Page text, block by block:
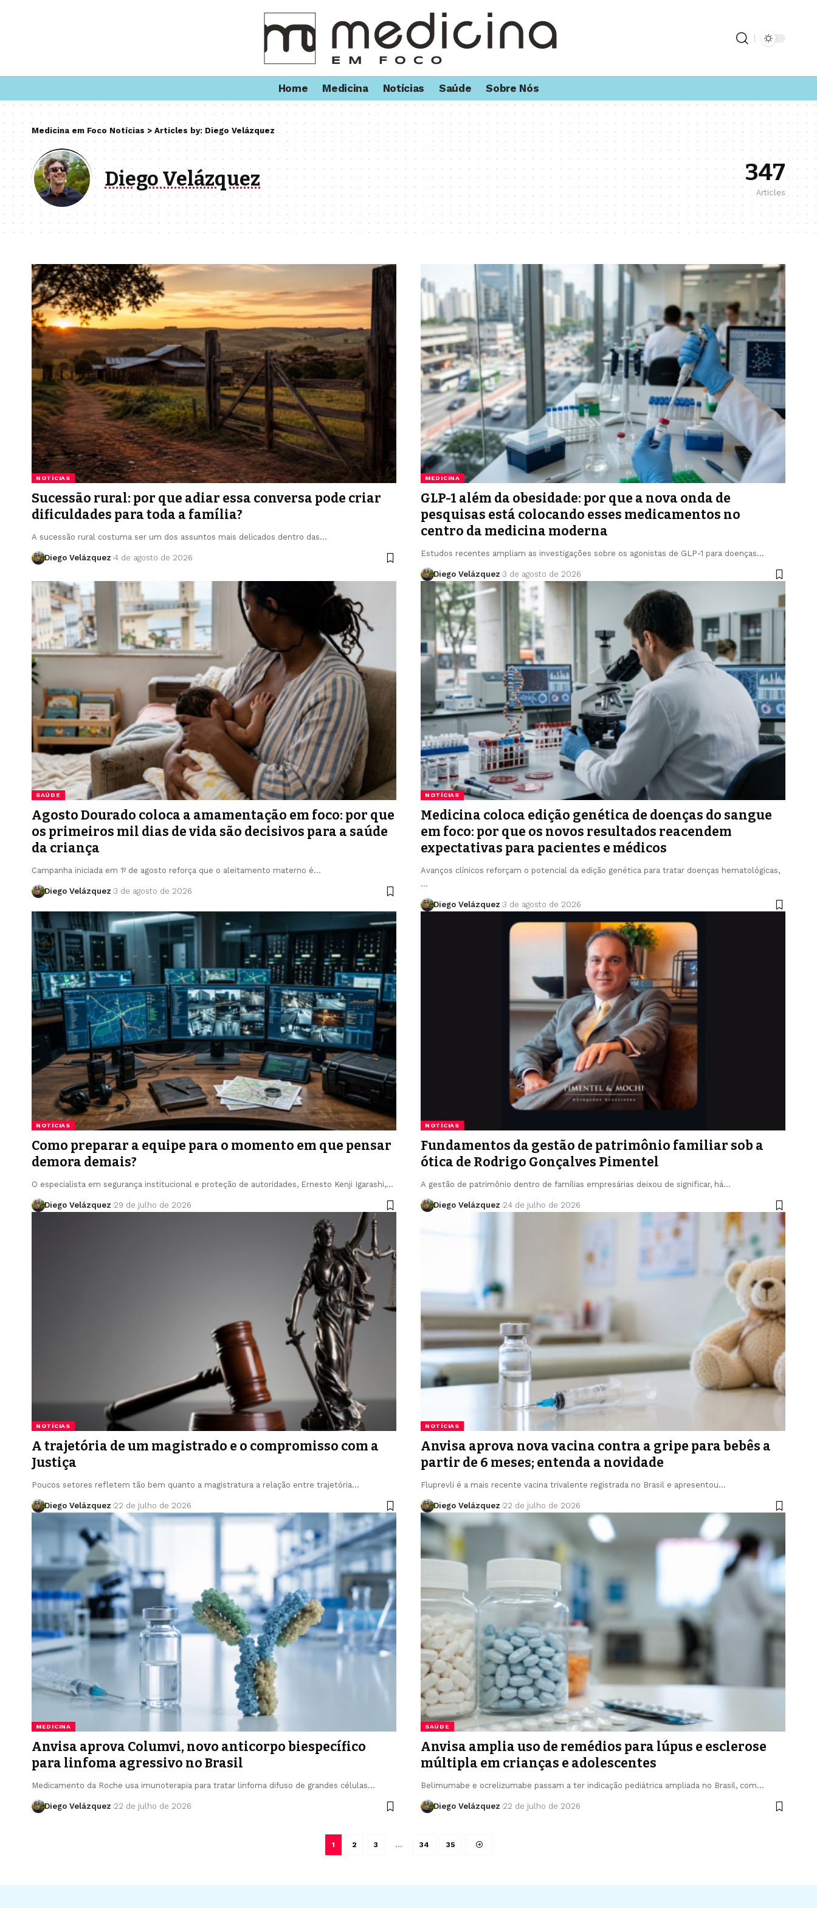
Home Medicina Notícias Saúde Sobre Nós
Medicina em Foco Notícias > Articles by: Diego Velázquez
Diego Velázquez 347
Articles
NOTÍCIAS
Sucessão rural: por que adiar essa conversa pode criar
dificuldades para toda a família?
A sucessão rural costuma ser um dos assuntos mais delicados dentro das…
Diego Velázquez 4 de agosto de 2026
MEDICINA
GLP-1 além da obesidade: por que a nova onda de
pesquisas está colocando esses medicamentos no
centro da medicina moderna
Estudos recentes ampliam as investigações sobre os agonistas de GLP-1 para doenças…
Diego Velázquez 3 de agosto de 2026
SAÚDE
Agosto Dourado coloca a amamentação em foco: por que
os primeiros mil dias de vida são decisivos para a saúde
da criança
Campanha iniciada em 1º de agosto reforça que o aleitamento materno é…
Diego Velázquez 3 de agosto de 2026
NOTÍCIAS
Medicina coloca edição genética de doenças do sangue
em foco: por que os novos resultados reacendem
expectativas para pacientes e médicos
Avanços clínicos reforçam o potencial da edição genética para tratar doenças hematológicas,
…
Diego Velázquez 3 de agosto de 2026
NOTÍCIAS
Como preparar a equipe para o momento em que pensar
demora demais?
O especialista em segurança institucional e proteção de autoridades, Ernesto Kenji Igarashi,…
Diego Velázquez 29 de julho de 2026
NOTÍCIAS
Fundamentos da gestão de patrimônio familiar sob a
ótica de Rodrigo Gonçalves Pimentel
A gestão de patrimônio dentro de famílias empresárias deixou de significar, há…
Diego Velázquez 24 de julho de 2026
NOTÍCIAS
A trajetória de um magistrado e o compromisso com a
Justiça
Poucos setores refletem tão bem quanto a magistratura a relação entre trajetória…
Diego Velázquez 22 de julho de 2026
NOTÍCIAS
Anvisa aprova nova vacina contra a gripe para bebês a
partir de 6 meses; entenda a novidade
Fluprevli é a mais recente vacina trivalente registrada no Brasil e apresentou…
Diego Velázquez 22 de julho de 2026
MEDICINA
Anvisa aprova Columvi, novo anticorpo biespecífico
para linfoma agressivo no Brasil
Medicamento da Roche usa imunoterapia para tratar linfoma difuso de grandes células…
Diego Velázquez 22 de julho de 2026
SAÚDE
Anvisa amplia uso de remédios para lúpus e esclerose
múltipla em crianças e adolescentes
Belimumabe e ocrelizumabe passam a ter indicação pediátrica ampliada no Brasil, com…
Diego Velázquez 22 de julho de 2026
1 2 3 … 34 35